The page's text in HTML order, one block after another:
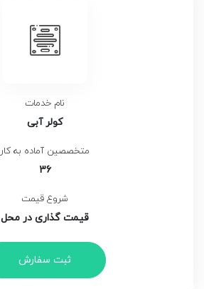
نام خدمات
کولر آبی
متخصصین آماده به کار
36
شروع قیمت
قیمت گذاری در محل
ثبت سفارش